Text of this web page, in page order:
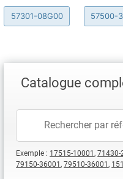
57301-08G00 57500-
Catalogue
Exemple : 17515-10001,71430-
79150-36001,79510-36001,